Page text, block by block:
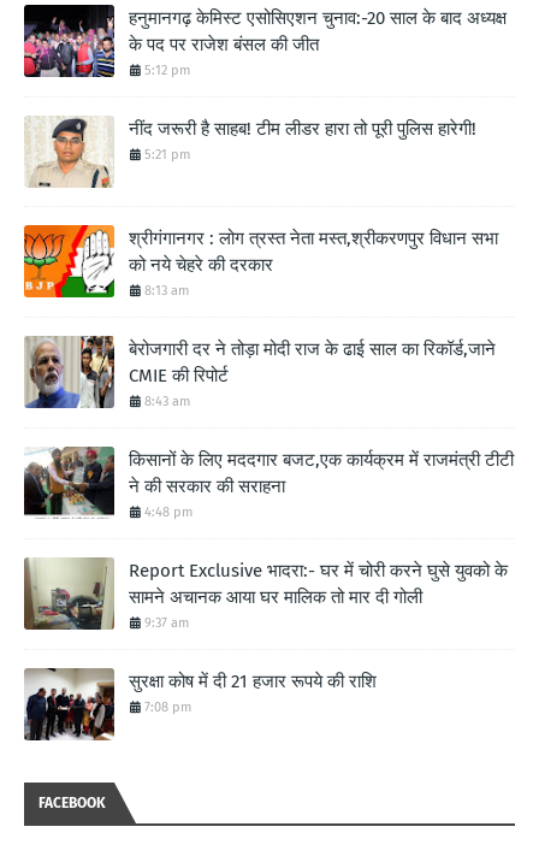
हनुमानगढ़ केमिस्ट एसोसिएशन चुनाव:-20 साल के बाद अध्यक्ष
के पद पर राजेश बंसल की जीत
5:12 pm
नींद जरूरी है साहब! टीम लीडर हारा तो पूरी पुलिस हारेगी!
5:21 pm
श्रीगंगानगर : लोग त्रस्त नेता मस्त,श्रीकरणपुर विधान सभा
को नये चेहरे की दरकार
8:13 am
बेरोजगारी दर ने तोड़ा मोदी राज के ढाई साल का रिकॉर्ड,जाने
CMIE की रिपोर्ट
8:43 am
किसानों के लिए मददगार बजट,एक कार्यक्रम में राजमंत्री टीटी
ने की सरकार की सराहना
4:48 pm
Report Exclusive भादरा:- घर में चोरी करने घुसे युवको के
सामने अचानक आया घर मालिक तो मार दी गोली
9:37 am
सुरक्षा कोष में दी 21 हजार रूपये की राशि
7:08 pm
FACEBOOK